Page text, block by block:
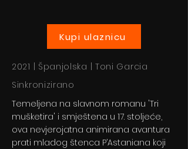
Kupi ulaznicu
2021 | Španjolska | Toni Garcia
Sinkronizirano
Temeljena na slavnom romanu 'Tri
mušketira' i smještena u 17. stoljeće,
ova nevjerojatna animirana avantura
prati mladog štenca P’Astaniana koji